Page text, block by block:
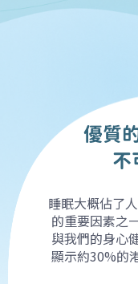
優質
不
睡眠大概佔了
的重要因素之
與我們的身心
顯示約30%的